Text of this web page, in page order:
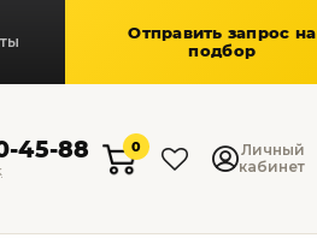
Отправить запрос на
подбор
45-88 0
Личный
кабинет